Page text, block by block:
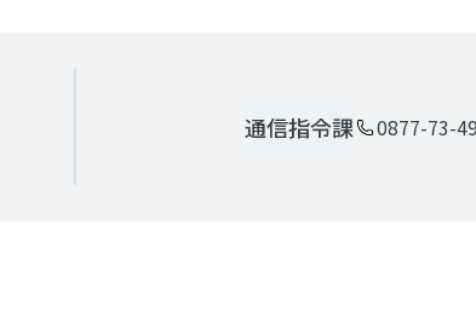
通信指令課 0877-73-